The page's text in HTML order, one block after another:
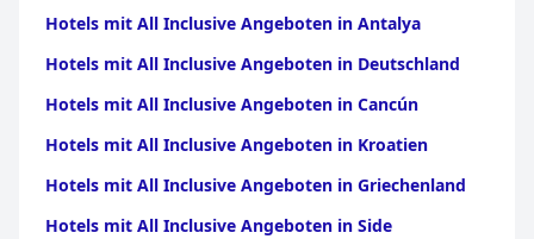
Hotels mit All Inclusive Angeboten in Antalya
Hotels mit All Inclusive Angeboten in Deutschland
Hotels mit All Inclusive Angeboten in Cancún
Hotels mit All Inclusive Angeboten in Kroatien
Hotels mit All Inclusive Angeboten in Griechenland
Hotels mit All Inclusive Angeboten in Side